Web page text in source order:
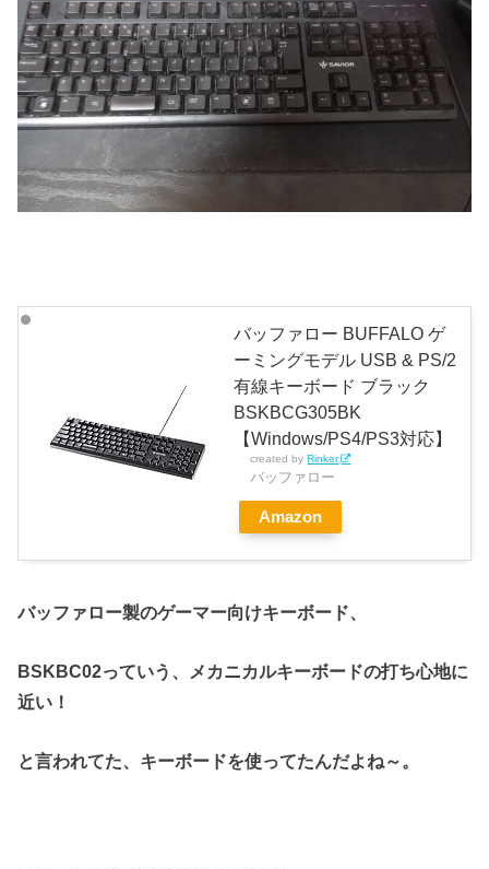
バッファロー BUFFALO ゲ
ーミングモデル USB & PS/2
有線キーボード ブラック
BSKBCG305BK
【Windows/PS4/PS3対応】
created byRinker
バッファロー
Amazon
バッファロー製のゲーマー向けキーボード、
BSKBC02っていう、メカニカルキーボードの打ち心地に
近い！
と言われてた、キーボードを使ってたんだよね～。